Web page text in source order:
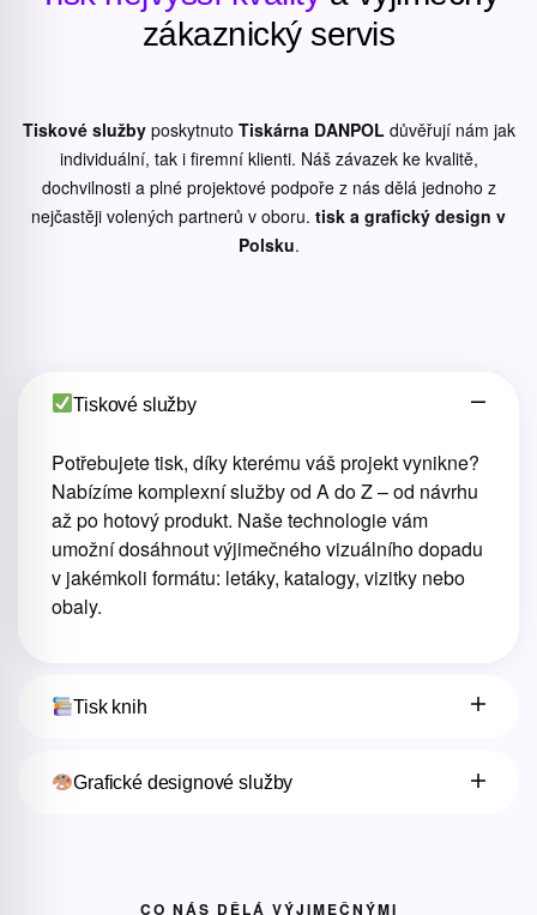
zákaznický servis
Tiskové službyposkytnuto Tiskárna DANPOLdůvěřují nám jak
individuální, tak i firemní klienti. Náš závazek ke kvalitě,
dochvilnosti a plné projektové podpoře z nás dělá jednoho z
nejčastěji volených partnerů v oboru. tisk a grafický design v
Polsku.
Tiskové služby
Potřebujete tisk, díky kterému váš projekt vynikne?
Nabízíme komplexní služby od A do Z – od návrhu
až po hotový produkt. Naše technologie vám
umožní dosáhnout výjimečného vizuálního dopadu
v jakémkoli formátu: letáky, katalogy, vizitky nebo
obaly.
Tisk knih
Grafické designové služby
CO NÁS DĚLÁ VÝJIMEČNÝMI